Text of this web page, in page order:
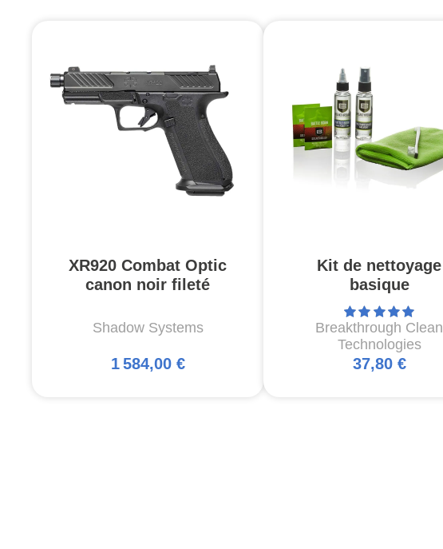
XR920 Combat Optic
canon noir fileté
Shadow Systems
1 584,00 €
Kit de nettoyage
basique
Breakthrough Clean
Technologies
37,80 €